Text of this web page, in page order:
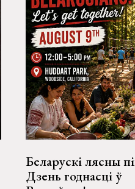
Беларускі лясны
Дзень годнасці ў